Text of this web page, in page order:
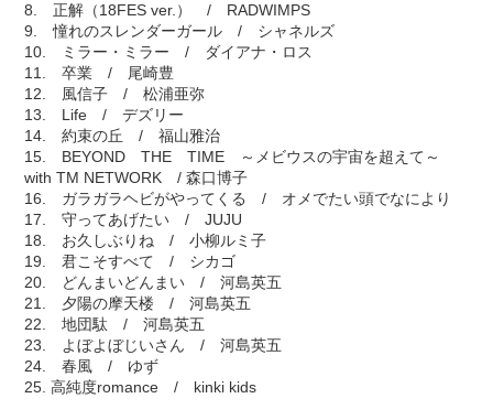
8. 正解（18FES ver.） / RADWIMPS
9. 憧れのスレンダーガール / シャネルズ
10. ミラー・ミラー / ダイアナ・ロス
11. 卒業 / 尾崎豊
12. 風信子 / 松浦亜弥
13. Life / デズリー
14. 約束の丘 / 福山雅治
15. BEYOND THE TIME ～メビウスの宇宙を超えて～
with TM NETWORK / 森口博子
16. ガラガラヘビがやってくる / オメでたい頭でなにより
17. 守ってあげたい / JUJU
18. お久しぶりね / 小柳ルミ子
19. 君こそすべて / シカゴ
20. どんまいどんまい / 河島英五
21. 夕陽の摩天楼 / 河島英五
22. 地団駄 / 河島英五
23. よぼよぼじいさん / 河島英五
24. 春風 / ゆず
25. 高純度romance / kinki kids